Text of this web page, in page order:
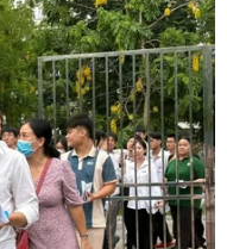
cho ra mắt dịch
điện thoại thông